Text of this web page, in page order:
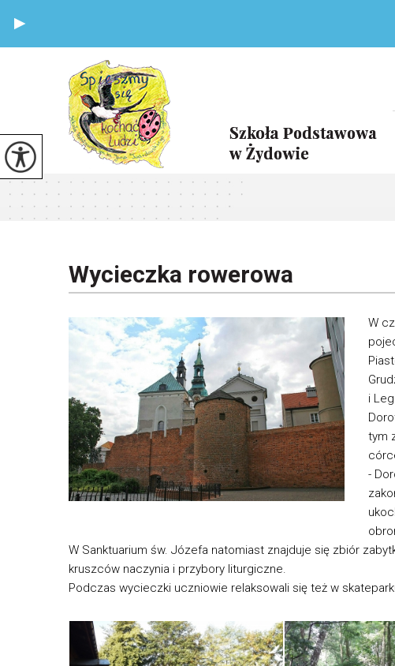
Wycieczka rowerowa
W
i
tym
-
W Sanktuarium św. Józefa natomiast znajduje się zbiór
kruszców naczynia i przybory liturgiczne.
Podczas wycieczki uczniowie relaksowali się też w